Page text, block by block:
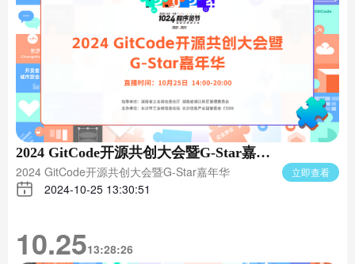
2024 GitCode开源共创大会暨G-Star嘉年
华
2024 GitCode开源共创大会暨G-Star嘉年华
2024-10-25 13:30:51
立即查看
10.2513:28:26